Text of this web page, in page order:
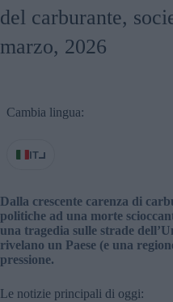
del carburante,
marzo, 2026
Cambia lingua:
IT
Dalla crescente carenza di
politiche ad una morte
una tragedia sulle strade
rivelano un Paese (e una
pressione.
Le notizie principali di oggi: